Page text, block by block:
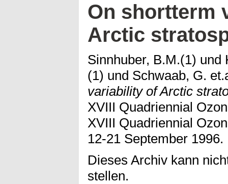
On shortterm
Arctic
Sinnhuber, B.M.(1) und
(1) und Schwaab, G.
variability of Arctic
XVIII Quadriennial
XVIII Quadriennial
12-21 September 1996.
Dieses Archiv kann
stellen.